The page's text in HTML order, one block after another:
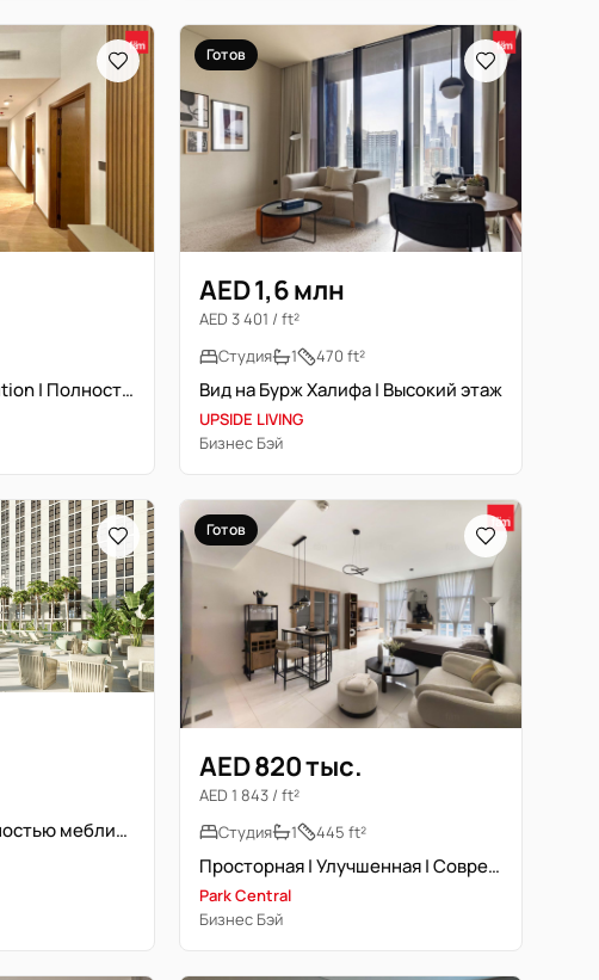
50k Pdc As Contribution | Полностью меблирована | Новостройка
Готов
AED 1,6 млн
AED 3 401 / ft²
Студия
1 470 ft²
Вид на Бурж Халифа | Высокий этаж
UPSIDE LIVING
Бизнес Бэй
Новостройка | Полностью меблирована | Свободна
Готов
AED 820 тыс.
AED 1 843 / ft²
Студия
1 445 ft²
Просторная | Улучшенная | Современный стиль
Park Central
Бизнес Бэй